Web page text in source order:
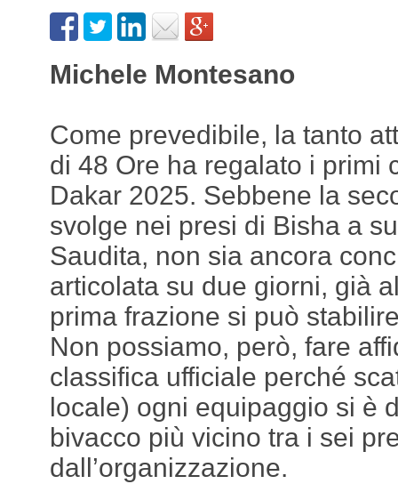
Michele Montesano
Come prevedibile, la tanto
di 48 Ore ha regalato i primi
Dakar 2025. Sebbene la
svolge nei presi di Bisha a
Saudita, non sia ancora
articolata su due giorni, già
prima frazione si può
Non possiamo, però, fare
classifica ufficiale perché
locale) ogni equipaggio si è
bivacco più vicino tra i sei
dall’organizzazione.